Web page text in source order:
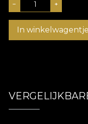
− +
In winkelwagentje